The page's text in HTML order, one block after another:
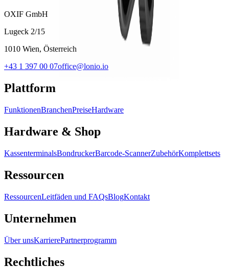
OXIF GmbH
Lugeck 2/15
1010 Wien, Österreich
+43 1 397 00 07office@lonio.io
Plattform
FunktionenBranchenPreiseHardware
Hardware & Shop
KassenterminalsBondruckerBarcode-ScannerZubehörKomplettsets
Ressourcen
RessourcenLeitfäden und FAQsBlogKontakt
Unternehmen
Über unsKarrierePartnerprogramm
Rechtliches